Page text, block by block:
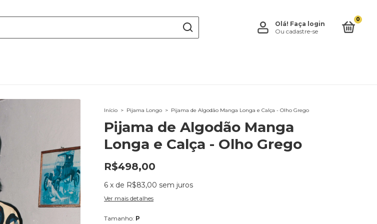
Olá! Faça login
Ou cadastre-se
0
Início > Pijama Longo > Pijama de Algodão Manga Longa e Calça - Olho Grego
Pijama de Algodão Manga
Longa e Calça - Olho Grego
R$498,00
6 x de R$83,00 sem juros
Ver mais detalhes
Tamanho: P